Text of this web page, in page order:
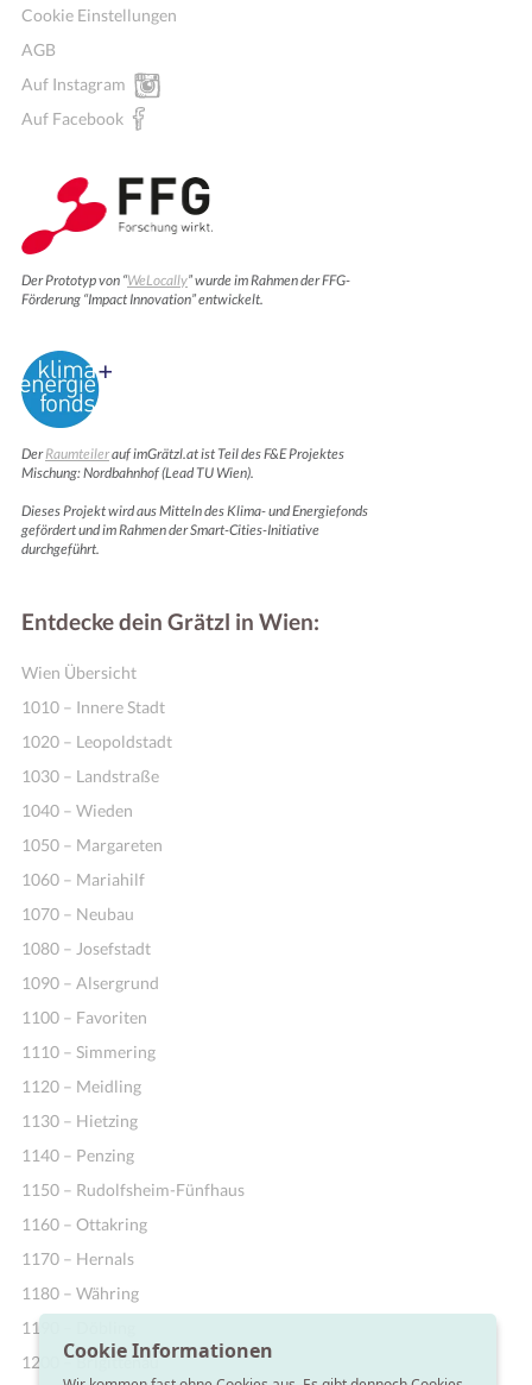
Cookie Einstellungen
AGB
Auf Instagram
Auf Facebook
Der Prototyp von “WeLocally” wurde im Rahmen der FFG-
Förderung “Impact Innovation” entwickelt.
DerRaumteilerauf imGrätzl.at ist Teil des F&E Projektes
Mischung: Nordbahnhof (Lead TU Wien).
Dieses Projekt wird aus Mitteln des Klima- und Energiefonds
gefördert und im Rahmen der Smart-Cities-Initiative
durchgeführt.
Entdecke dein Grätzl in Wien:
Wien Übersicht
1010 – Innere Stadt
1020 – Leopoldstadt
1030 – Landstraße
1040 – Wieden
1050 – Margareten
1060 – Mariahilf
1070 – Neubau
1080 – Josefstadt
1090 – Alsergrund
1100 – Favoriten
1110 – Simmering
1120 – Meidling
1130 – Hietzing
1140 – Penzing
1150 – Rudolfsheim-Fünfhaus
1160 – Ottakring
1170 – Hernals
1180 – Währing
1190 – Döbling
1200 – Brigittenau
Cookie Informationen